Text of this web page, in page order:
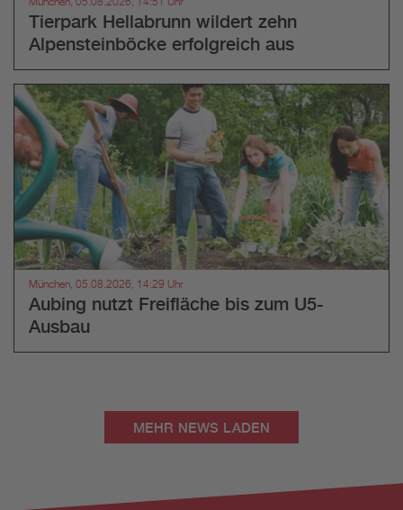
München, 05.08.2026, 14:51 Uhr
Tierpark Hellabrunn wildert zehn
Alpensteinböcke erfolgreich aus
München, 05.08.2026, 14:29 Uhr
Aubing nutzt Freifläche bis zum U5-
Ausbau
MEHR NEWS LADEN